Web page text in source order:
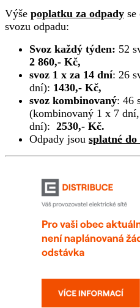
Výše poplatku za odpady se
svozu odpadu:
Svoz každý týden: 52
2 860,- Kč,
svoz 1 x za 14 dní: 26
dní): 1430,- Kč,
svoz kombinovaný: 46
(kombinovaný 1 x 7
dní): 2530,- Kč.
Odpady jsou splatné do